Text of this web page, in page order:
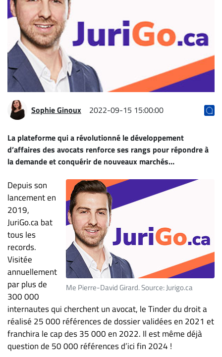
Campus
Carrière
Archives
CARRIÈRE
EMPLOIS
AVOCATS
ET
JURISTES
Offres
Formation
Continue
Métiers
Scoop?
CABINETS
ET
ENTREPRISES
Espace
entreprises
Page
entreprises
Publier
Sophie Ginoux 2022-09-15 15:00:00
La plateforme qui a révolutionné le développement
d’affaires des avocats renforce ses rangs pour répondre à
la demande et conquérir de nouveaux marchés…
Me Pierre-David Girard. Source: Jurigo.ca
Depuis son
lancement en
2019,
JuriGo.ca bat
tous les
records.
Visitée
annuellement
par plus de
300 000
internautes qui cherchent un avocat, le Tinder du droit a
réalisé 25 000 références de dossier validées en 2021 et
franchira le cap des 35 000 en 2022. Il est même déjà
question de 50 000 références d’ici fin 2024 !